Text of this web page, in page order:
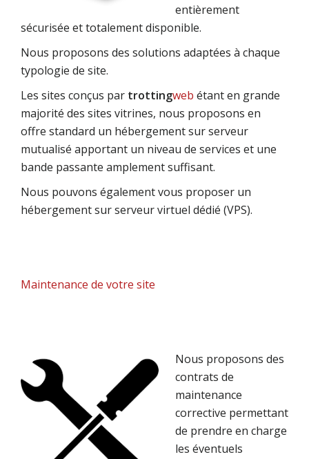
entièrement
sécurisée et totalement disponible.
Nous proposons des solutions adaptées à chaque
typologie de site.
Les sites conçus par trottingweb étant en grande
majorité des sites vitrines, nous proposons en
offre standard un hébergement sur serveur
mutualisé apportant un niveau de services et une
bande passante amplement suffisant.
Nous pouvons également vous proposer un
hébergement sur serveur virtuel dédié (VPS).
Maintenance de votre site
Nous proposons des
contrats de
maintenance
corrective permettant
de prendre en charge
les éventuels